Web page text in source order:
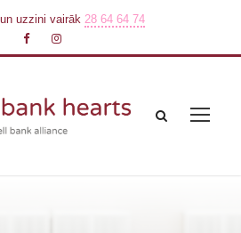
uzzini vairāk 28 64 64 74